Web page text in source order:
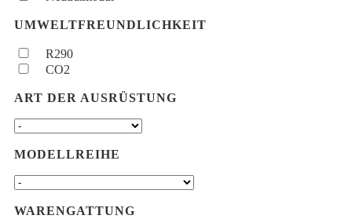
UMWELTFREUNDLICHKEIT
R290
CO2
ART DER AUSRÜSTUNG
MODELLREIHE
WARENGATTUNG